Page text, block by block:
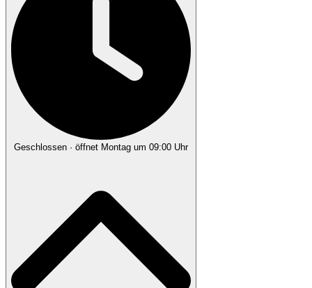
Geschlossen · öffnet Montag um 09:00 Uhr